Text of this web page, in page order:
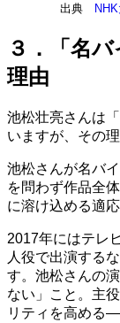
出典
３．「名
理由
池松壮亮さんは
いますが、その
池松さんが名バ
を問わず作品全
に溶け込める適
2017年にはテレ
人役で出演する
す。池松さんの
ない」こと。主
リティを高める